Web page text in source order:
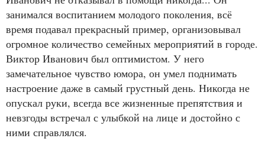
занимался воспитанием молодого поколения, всё
время подавал прекрасный пример, организовывал
огромное количество семейных мероприятий в городе.
Виктор Иванович был оптимистом. У него
замечательное чувство юмора, он умел поднимать
настроение даже в самый грустный день. Никогда не
опускал руки, всегда все жизненные препятствия и
невзгоды встречал с улыбкой на лице и достойно с
ними справлялся.